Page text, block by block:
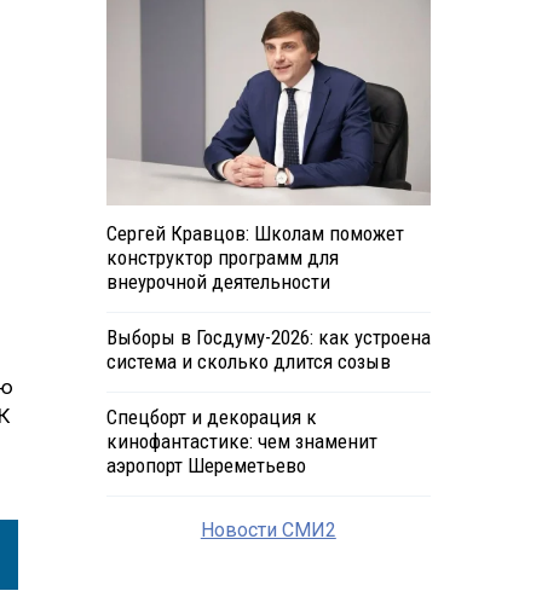
Сергей Кравцов: Школам поможет
конструктор программ для
внеурочной деятельности
Выборы в Госдуму-2026: как устроена
система и сколько длится созыв
Спецборт и декорация к
кинофантастике: чем знаменит
аэропорт Шереметьево
Новости СМИ2